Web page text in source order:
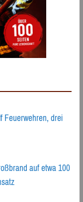
Feuerwehren, drei
auf etwa 100